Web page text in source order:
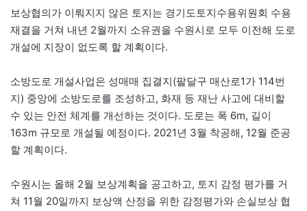
보상협의가 이뤄지지 않은 토지는 경기도토지수용위원회 수용
재결을 거쳐 내년 2월까지 소유권을 수원시로 모두 이전해 도로
개설에 지장이 없도록 할 계획이다.
소방도로 개설사업은 성매매 집결지(팔달구 매산로1가 114번
지) 중앙에 소방도로를 조성하고, 화재 등 재난 사고에 대비할
수 있는 안전 체계를 개선하는 것이다. 도로는 폭 6m, 길이
163m 규모로 개설될 예정이다. 2021년 3월 착공해, 12월 준공
할 계획이다.
수원시는 올해 2월 보상계획을 공고하고, 토지 감정 평가를 거
쳐 11월 20일까지 보상액 산정을 위한 감정평가와 손실보상 협